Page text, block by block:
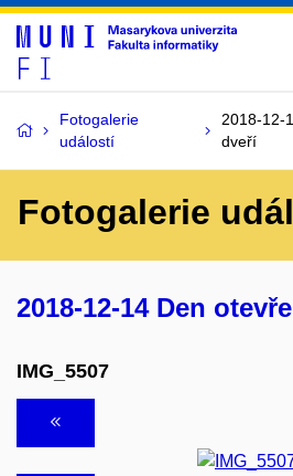
Fotogalerie
událostí
2018-12-
dveří
Fotogalerie
2018-12-14 Den
IMG_5507